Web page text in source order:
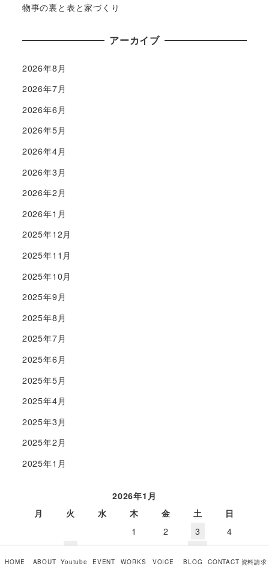
物事の裏と表と家づくり
アーカイブ
2026年8月
2026年7月
2026年6月
2026年5月
2026年4月
2026年3月
2026年2月
2026年1月
2025年12月
2025年11月
2025年10月
2025年9月
2025年8月
2025年7月
2025年6月
2025年5月
2025年4月
2025年3月
2025年2月
2025年1月
2026年1月
月
火 水 木 金 土
日
1
2 3
4
6 10
12
13 14 15 16 17 18
HOME ABOUT Youtube EVENT WORKS VOICE BLOG CONTACT 資料請求